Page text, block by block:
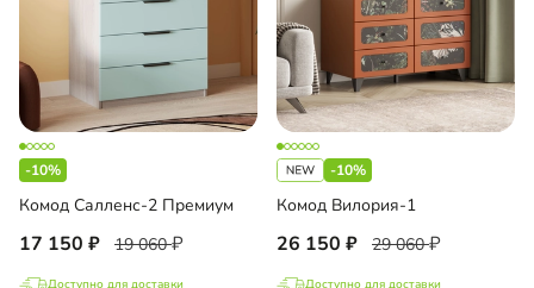
-10%
Комод Салленс-2 Премиум
17 150 19 060
Доступно для доставки
-10%
Комод Вилория-1
26 150 29 060
Доступно для доставки